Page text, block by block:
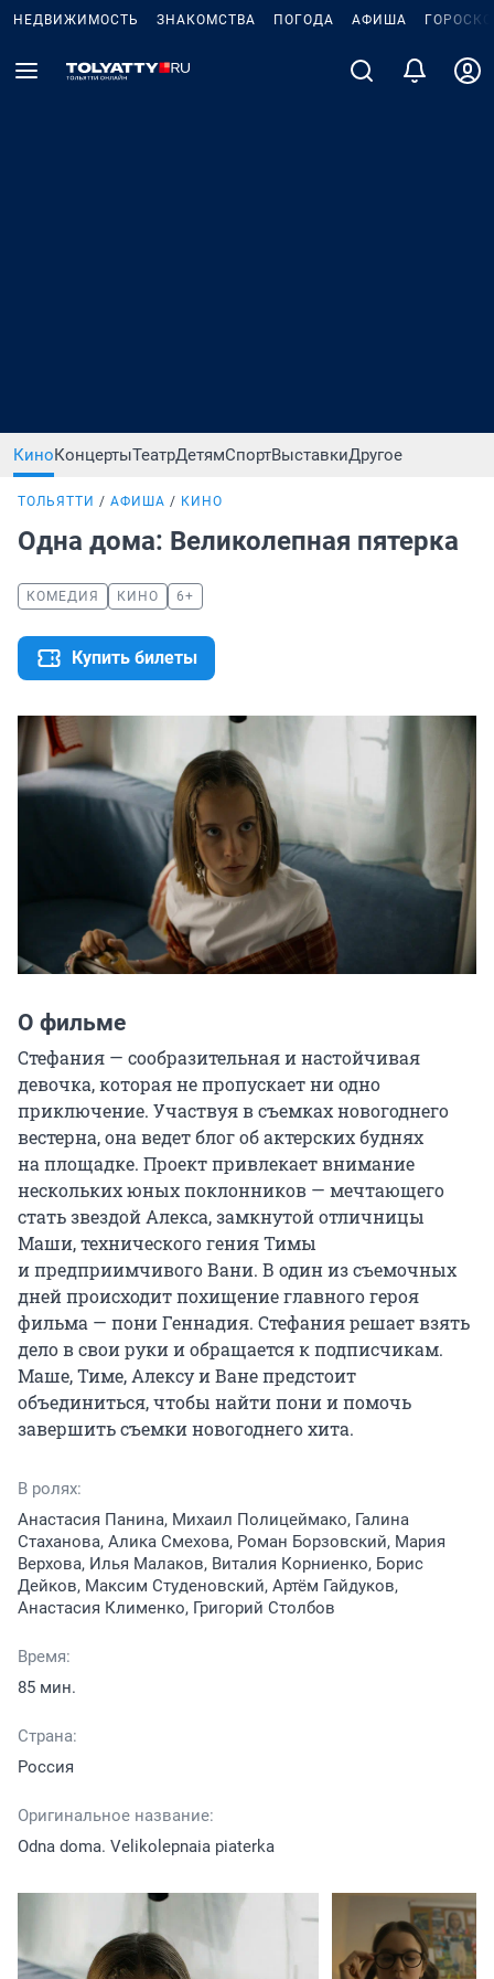
НЕДВИЖИМОСТЬ ЗНАКОМСТВА ПОГОДА АФИША
КиноКонцертыТеатрДетямСпортВыставкиДругое
ТОЛЬЯТТИ АФИША КИНО
Одна дома: Великолепная пятерка
КОМЕДИЯ КИНО 6+
Купить билеты
О фильме
Стефания — сообразительная и настойчивая
девочка, которая не пропускает ни одно
приключение. Участвуя в съемках новогоднего
вестерна, она ведет блог об актерских буднях
на площадке. Проект привлекает внимание
нескольких юных поклонников — мечтающего
стать звездой Алекса, замкнутой отличницы
Маши, технического гения Тимы
и предприимчивого Вани. В один из съемочных
дней происходит похищение главного героя
фильма — пони Геннадия. Стефания решает взять
дело в свои руки и обращается к подписчикам.
Маше, Тиме, Алексу и Ване предстоит
объединиться, чтобы найти пони и помочь
завершить съемки новогоднего хита.
В ролях:
Анастасия Панина, Михаил Полицеймако, Галина
Стаханова, Алика Смехова, Роман Борзовский, Мария
Верхова, Илья Малаков, Виталия Корниенко, Борис
Дейков, Максим Студеновский, Артём Гайдуков,
Анастасия Клименко, Григорий Столбов
Время:
85 мин.
Страна:
Россия
Оригинальное название:
Odna doma. Velikolepnaia piaterka